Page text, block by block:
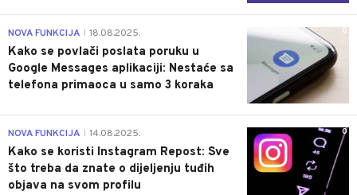
0
NOVA FUNKCIJA 18.08.2025.
Kako se povlači poslata poruku u
Google Messages aplikaciji: Nestaće sa
telefona primaoca u samo 3 koraka
0
NOVA FUNKCIJA 14.08.2025.
Kako se koristi Instagram Repost: Sve
što treba da znate o dijeljenju tuđih
objava na svom profilu